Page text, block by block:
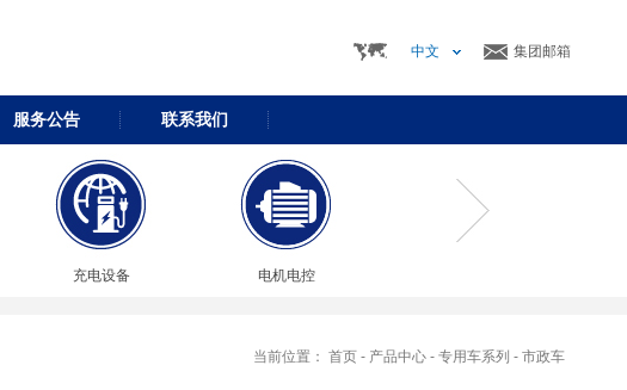
中文 集团邮箱
服务公告 联系我们
充电设备 电机电控
当前位置： 首页 - 产品中心 - 专用车系列 - 市政车